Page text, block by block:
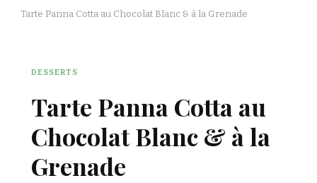
Tarte Panna Cotta au Chocolat Blanc & à la Grenade
DESSERTS
Tarte Panna Cotta au
Chocolat Blanc & à la
Grenade